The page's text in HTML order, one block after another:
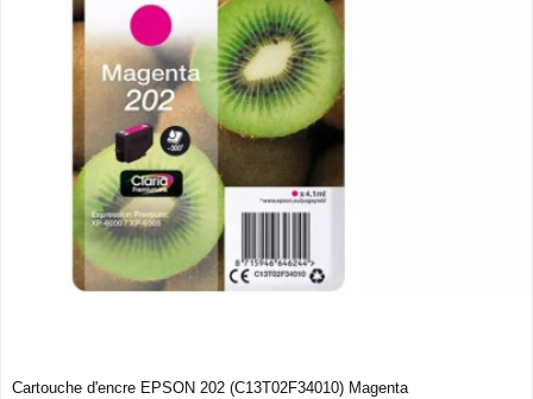
Cartouche d'encre EPSON 202 (C13T02F34010) Magenta